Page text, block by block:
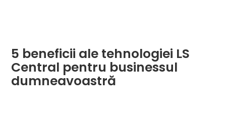
5 beneficii ale tehnologiei LS
Central pentru businessul
dumneavoastră